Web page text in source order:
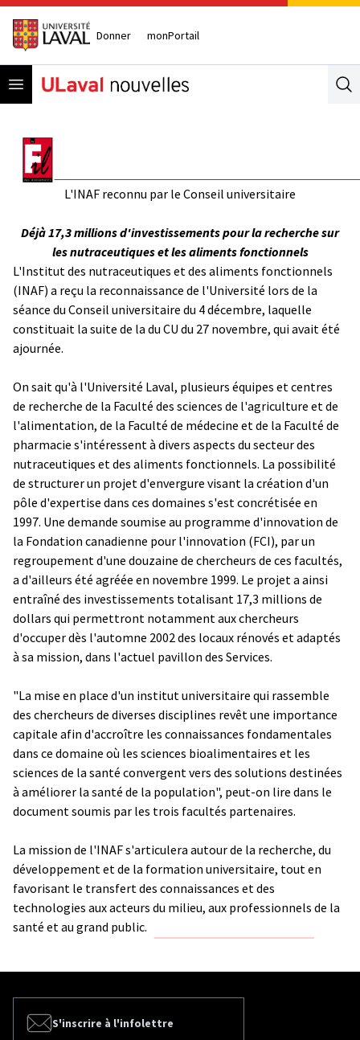
Donner monPortail
Open menu
L'INAF reconnu par le Conseil universitaire
Déjà 17,3 millions d'investissements pour la recherche sur
les nutraceutiques et les aliments fonctionnels
L'Institut des nutraceutiques et des aliments fonctionnels
(INAF) a reçu la reconnaissance de l'Université lors de la
séance du Conseil universitaire du 4 décembre, laquelle
constituait la suite de la du CU du 27 novembre, qui avait été
ajournée.
On sait qu'à l'Université Laval, plusieurs équipes et centres
de recherche de la Faculté des sciences de l'agriculture et de
l'alimentation, de la Faculté de médecine et de la Faculté de
pharmacie s'intéressent à divers aspects du secteur des
nutraceutiques et des aliments fonctionnels. La possibilité
de structurer un projet d'envergure visant la création d'un
pôle d'expertise dans ces domaines s'est concrétisée en
1997. Une demande soumise au programme d'innovation de
la Fondation canadienne pour l'innovation (FCI), par un
regroupement d'une douzaine de chercheurs de ces facultés,
a d'ailleurs été agréée en novembre 1999. Le projet a ainsi
entraîné des investissements totalisant 17,3 millions de
dollars qui permettront notamment aux chercheurs
d'occuper dès l'automne 2002 des locaux rénovés et adaptés
à sa mission, dans l'actuel pavillon des Services.
"La mise en place d'un institut universitaire qui rassemble
des chercheurs de diverses disciplines revêt une importance
capitale afin d'accroître les connaissances fondamentales
dans ce domaine où les sciences bioalimentaires et les
sciences de la santé convergent vers des solutions destinées
à améliorer la santé de la population", peut-on lire dans le
document soumis par les trois facultés partenaires.
La mission de l'INAF s'articulera autour de la recherche, du
développement et de la formation universitaire, tout en
favorisant le transfert des connaissances et des
technologies aux acteurs du milieu, aux professionnels de la
santé et au grand public.
S'inscrire à l'infolettre